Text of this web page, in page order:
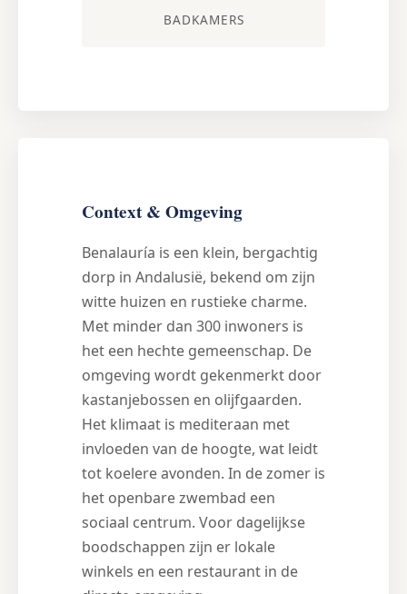
BADKAMERS
Context & Omgeving
Benalauría is een klein, bergachtig
dorp in Andalusië, bekend om zijn
witte huizen en rustieke charme.
Met minder dan 300 inwoners is
het een hechte gemeenschap. De
omgeving wordt gekenmerkt door
kastanjebossen en olijfgaarden.
Het klimaat is mediteraan met
invloeden van de hoogte, wat leidt
tot koelere avonden. In de zomer is
het openbare zwembad een
sociaal centrum. Voor dagelijkse
boodschappen zijn er lokale
winkels en een restaurant in de